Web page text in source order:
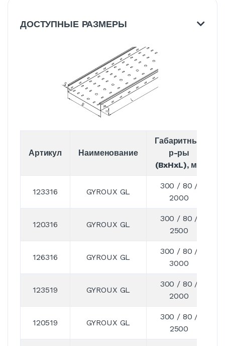
ДОСТУПНЫЕ РАЗМЕРЫ
Артикул Наименование
Габаритные
р-ры
(BxHxL), мм
123316 GYROUX GL
300 / 80 /
2000
120316 GYROUX GL
300 / 80 /
2500
126316 GYROUX GL
300 / 80 /
3000
123519 GYROUX GL
300 / 80 /
2000
120519 GYROUX GL
300 / 80 /
2500